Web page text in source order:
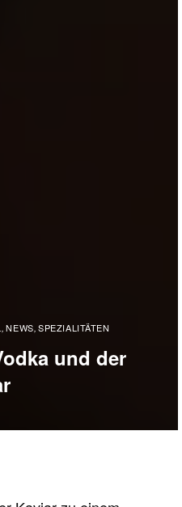
, NEWS, SPEZIALITÄTEN
und der